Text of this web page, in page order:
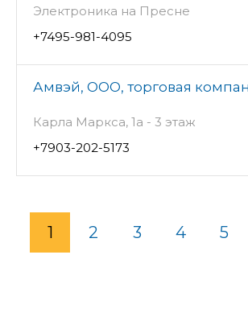
Электроника на Пресне
+7495-981-4095
Амвэй, ООО, торговая
Карла Маркса, 1а - 3 этаж
+7903-202-5173
1 2 3 4 5